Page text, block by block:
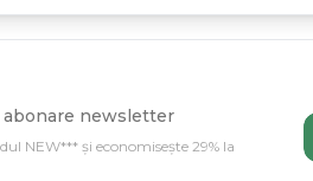
abonare newsletter
NEW*** și economisește 29% la